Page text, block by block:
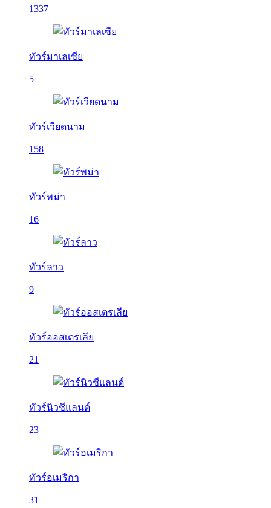
1337
ทัวร์มาเลเซีย
5
ทัวร์เวียดนาม
158
ทัวร์พม่า
16
ทัวร์ลาว
9
ทัวร์ออสเตรเลีย
21
ทัวร์นิวซีแลนด์
23
ทัวร์อเมริกา
31